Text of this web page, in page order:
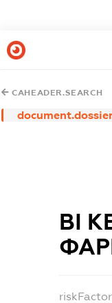
CAHEADER.SEARCH
ВІ